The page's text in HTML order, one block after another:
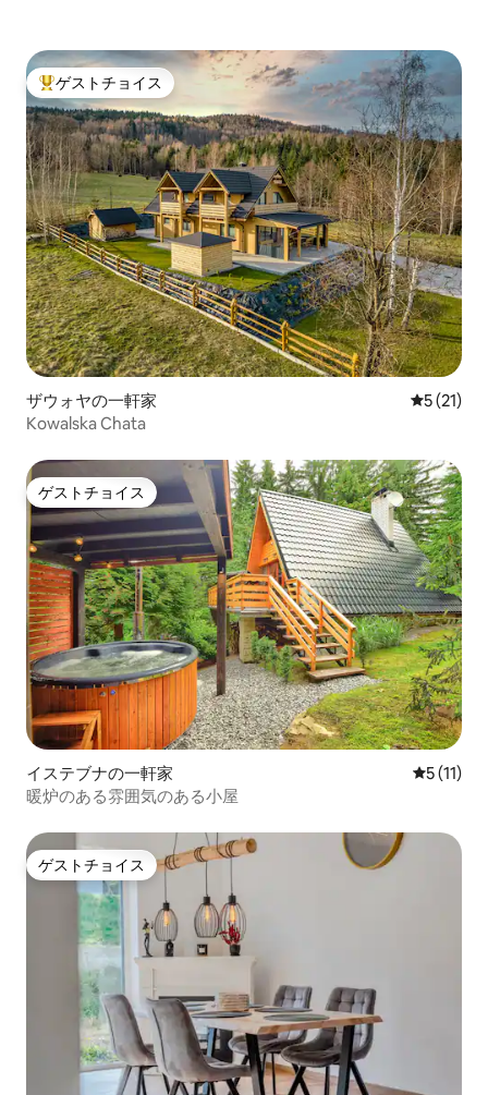
大好評のゲストチョイスです。
ゲストチョイス
ザウォヤの一軒家 レビュー
5 (21)
Kowalska Chata
ゲストチョイス
ゲストチョイス
イステブナの一軒家 レビュー
5 (11)
暖炉のある雰囲気のある小屋
ゲストチョイス
ゲストチョイス